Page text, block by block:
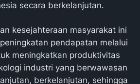
secara berkelanjutan.
kesejahteraan masyarakat ini
pendapatan melalui
meningkatkan produktivitas
industri yang berwawasan
berkelanjutan, sehingga